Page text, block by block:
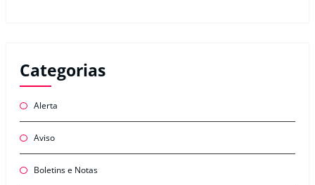
Categorias
Alerta
Aviso
Boletins e Notas